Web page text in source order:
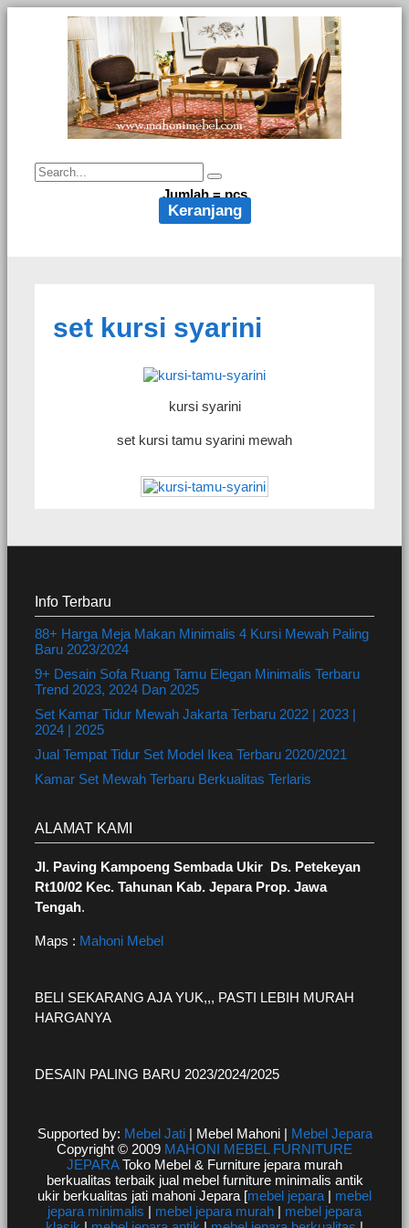
Jumlah =pcs
Keranjang
set kursi syarini
kursi syarini
set kursi tamu syarini mewah
Info Terbaru
88+ Harga Meja Makan Minimalis 4 Kursi Mewah Paling
Baru 2023/2024
9+ Desain Sofa Ruang Tamu Elegan Minimalis Terbaru
Trend 2023, 2024 Dan 2025
Set Kamar Tidur Mewah Jakarta Terbaru 2022 | 2023 |
2024 | 2025
Jual Tempat Tidur Set Model Ikea Terbaru 2020/2021
Kamar Set Mewah Terbaru Berkualitas Terlaris
ALAMAT KAMI
Jl. Paving Kampoeng Sembada Ukir Ds. Petekeyan
Rt10/02 Kec. Tahunan Kab. Jepara Prop. Jawa
Tengah.
Maps : Mahoni Mebel
BELI SEKARANG AJA YUK,,, PASTI LEBIH MURAH
HARGANYA
DESAIN PALING BARU 2023/2024/2025
Supported by: Mebel Jati| Mebel Mahoni | Mebel Jepara
Copyright © 2009 MAHONI MEBEL FURNITURE
JEPARAToko Mebel & Furniture jepara murah
berkualitas terbaik jual mebel furniture minimalis antik
ukir berkualitas jati mahoni Jepara [mebel jepara | mebel
jepara minimalis | mebel jepara murah | mebel jepara